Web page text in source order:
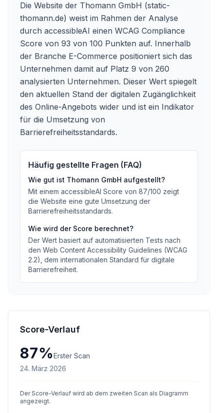
Die Website der Thomann GmbH (static-
thomann.de) weist im Rahmen der Analyse
durch accessibleAI einen WCAG Compliance
Score von 93 von 100 Punkten auf. Innerhalb
der Branche E-Commerce positioniert sich das
Unternehmen damit auf Platz 9 von 260
analysierten Unternehmen. Dieser Wert spiegelt
den aktuellen Stand der digitalen Zugänglichkeit
des Online-Angebots wider und ist ein Indikator
für die Umsetzung von
Barrierefreiheitsstandards.
Häufig gestellte Fragen (FAQ)
Wie gut ist Thomann GmbH aufgestellt?
Mit einem accessibleAI Score von 87/100 zeigt
die Website eine gute Umsetzung der
Barrierefreiheitsstandards.
Wie wird der Score berechnet?
Der Wert basiert auf automatisierten Tests nach
den Web Content Accessibility Guidelines (WCAG
2.2), dem internationalen Standard für digitale
Barrierefreiheit.
Score-Verlauf
87%Erster Scan
24. März 2026
Der Score-Verlauf wird ab dem zweiten Scan als Diagramm
angezeigt.